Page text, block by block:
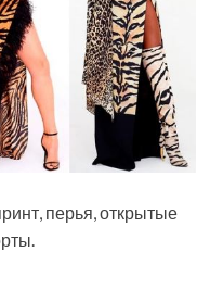
перья, открытые